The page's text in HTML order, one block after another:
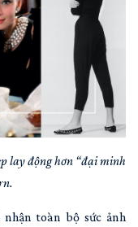
lay động hơn “đại minh
toàn bộ sức ảnh